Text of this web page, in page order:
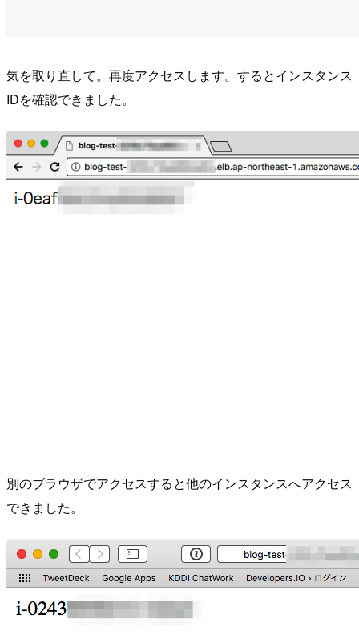
気を取り直して。再度アクセスします。するとインスタンス
IDを確認できました。
別のブラウザでアクセスすると他のインスタンスへアクセス
できました。